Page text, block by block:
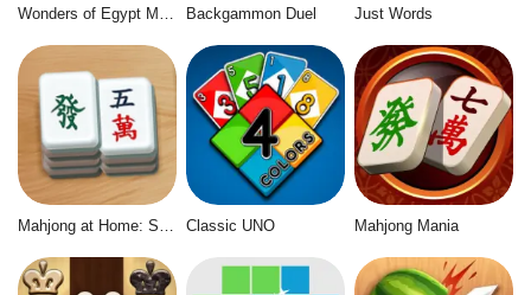
Wonders of Egypt Mahjong Backgammon Duel Just Words
Classic UNO Mahjong Mania